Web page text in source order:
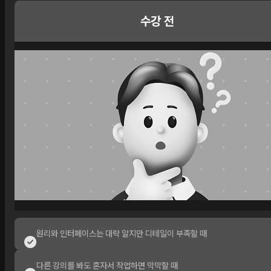
수강 전
원리와 인터페이스는 대략 알지만 디테일이 부족할 때
다른 강의를 봐도 혼자서 작업하면 막막할 때